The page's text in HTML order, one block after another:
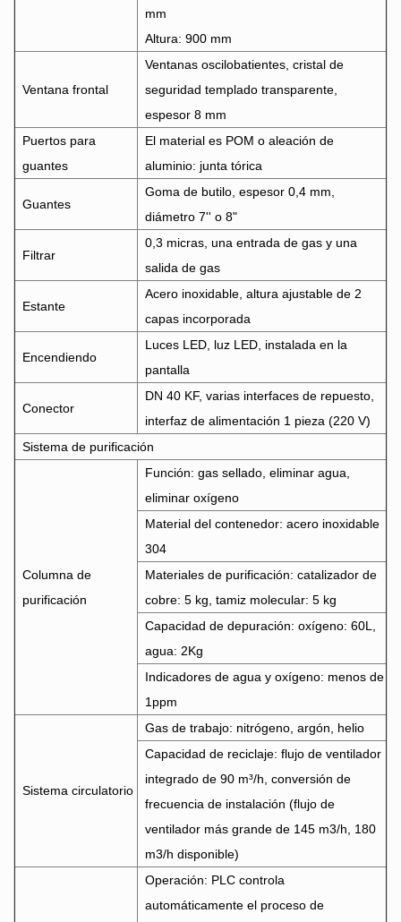
mm
Altura: 900 mm
Ventana frontal
Ventanas oscilobatientes, cristal de
seguridad templado transparente,
espesor 8 mm
Puertos para
guantes
El material es POM o aleación de
aluminio: junta tórica
Guantes
Goma de butilo, espesor 0,4 mm,
diámetro 7'' o 8"
Filtrar
0,3 micras, una entrada de gas y una
salida de gas
Estante
Acero inoxidable, altura ajustable de 2
capas incorporada
Encendiendo
Luces LED, luz LED, instalada en la
pantalla
Conector
DN 40 KF, varias interfaces de repuesto,
interfaz de alimentación 1 pieza (220 V)
Sistema de purificación
Columna de
purificación
Función: gas sellado, eliminar agua,
eliminar oxígeno
Material del contenedor: acero inoxidable
304
Materiales de purificación: catalizador de
cobre: ​​5 kg, tamiz molecular: 5 kg
Capacidad de depuración: oxígeno: 60L,
agua: 2Kg
Indicadores de agua y oxígeno: menos de
1ppm
Sistema circulatorio
Gas de trabajo: nitrógeno, argón, helio
Capacidad de reciclaje: flujo de ventilador
integrado de 90 m³/h, conversión de
frecuencia de instalación (flujo de
ventilador más grande de 145 m3/h, 180
m3/h disponible)
Operación: PLC controla
automáticamente el proceso de